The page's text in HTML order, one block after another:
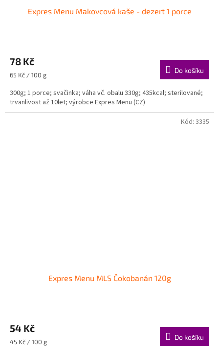
Expres Menu Makovcová kaše - dezert 1 porce
78 Kč
Měrná
65 Kč / 100 g
Do košíku
300g; 1 porce; svačinka; váha vč. obalu 330g; 435kcal; sterilované;
trvanlivost až 10let; výrobce Expres Menu (CZ)
Expres Menu MLS Čokobanán 120g
54 Kč
Měrná
45 Kč / 100 g
Do košíku
Kód: 3335